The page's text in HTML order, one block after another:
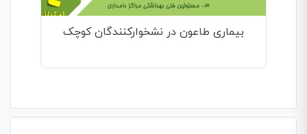
بیماری طاعون در نشخوارکنندگان کوچک